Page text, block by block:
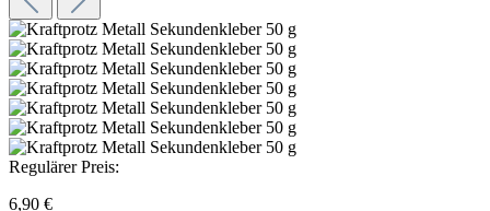
Regulärer Preis:
6,90 €